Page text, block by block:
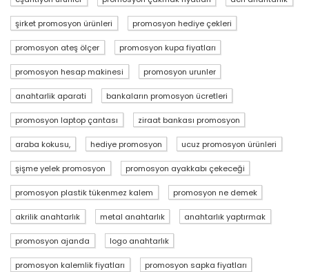
şirket promosyon ürünleri promosyon hediye çekleri
promosyon ateş ölçer promosyon kupa fiyatları
promosyon hesap makinesi promosyon urunler
anahtarlik aparati bankaların promosyon ücretleri
promosyon laptop çantası ziraat bankası promosyon
araba kokusu, hediye promosyon ucuz promosyon ürünleri
şişme yelek promosyon promosyon ayakkabı çekeceği
promosyon plastik tükenmez kalem promosyon ne demek
akrilik anahtarlık metal anahtarlık anahtarlık yaptırmak
promosyon ajanda logo anahtarlık
promosyon kalemlik fiyatları promosyon sapka fiyatları